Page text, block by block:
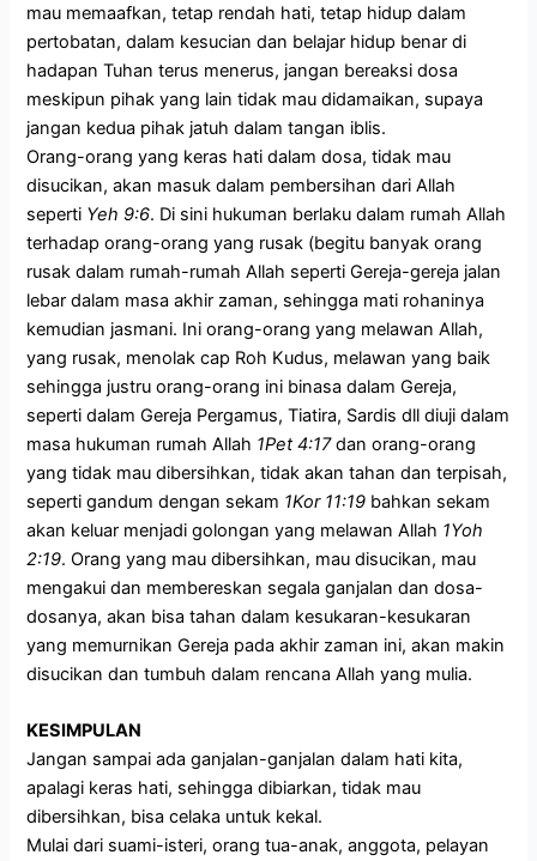
mau memaafkan, tetap rendah hati, tetap hidup dalam
pertobatan, dalam kesucian dan belajar hidup benar di
hadapan Tuhan terus menerus, jangan bereaksi dosa
meskipun pihak yang lain tidak mau didamaikan, supaya
jangan kedua pihak jatuh dalam tangan iblis.
Orang-orang yang keras hati dalam dosa, tidak mau
disucikan, akan masuk dalam pembersihan dari Allah
seperti Yeh 9:6. Di sini hukuman berlaku dalam rumah Allah
terhadap orang-orang yang rusak (begitu banyak orang
rusak dalam rumah-rumah Allah seperti Gereja-gereja jalan
lebar dalam masa akhir zaman, sehingga mati rohaninya
kemudian jasmani. Ini orang-orang yang melawan Allah,
yang rusak, menolak cap Roh Kudus, melawan yang baik
sehingga justru orang-orang ini binasa dalam Gereja,
seperti dalam Gereja Pergamus, Tiatira, Sardis dll diuji dalam
masa hukuman rumah Allah 1Pet 4:17dan orang-orang
yang tidak mau dibersihkan, tidak akan tahan dan terpisah,
seperti gandum dengan sekam 1Kor 11:19 bahkan sekam
akan keluar menjadi golongan yang melawan Allah 1Yoh
2:19. Orang yang mau dibersihkan, mau disucikan, mau
mengakui dan membereskan segala ganjalan dan dosa-
dosanya, akan bisa tahan dalam kesukaran-kesukaran
yang memurnikan Gereja pada akhir zaman ini, akan makin
disucikan dan tumbuh dalam rencana Allah yang mulia.
KESIMPULAN
Jangan sampai ada ganjalan-ganjalan dalam hati kita,
apalagi keras hati, sehingga dibiarkan, tidak mau
dibersihkan, bisa celaka untuk kekal.
Mulai dari suami-isteri, orang tua-anak, anggota, pelayan